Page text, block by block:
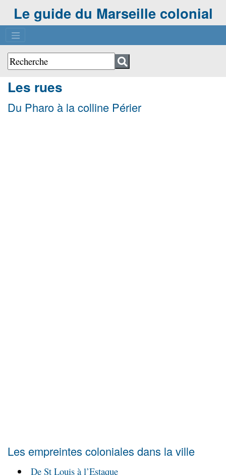
Le guide du Marseille colonial
Les rues
Du Pharo à la colline Périer
Les empreintes coloniales dans la ville
De St Louis à l’Estaque